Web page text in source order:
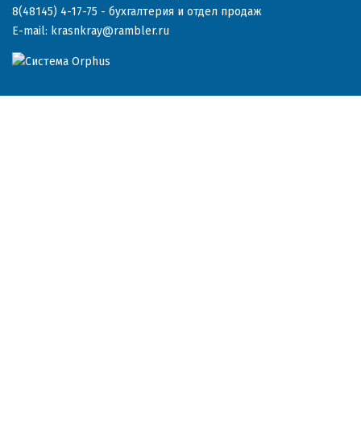
8(48145) 4-17-75 - бухгалтерия и отдел продаж
E-mail: krasnkray@rambler.ru